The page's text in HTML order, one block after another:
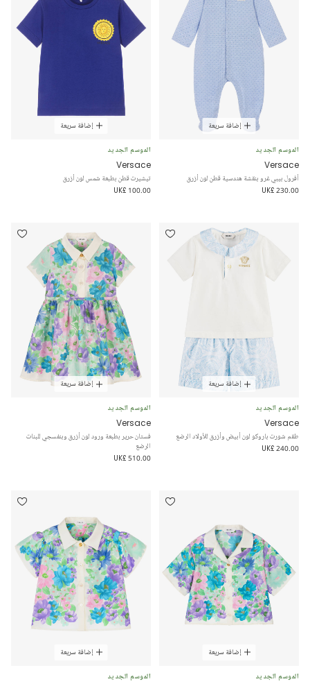
إضافة سريعة
الموسم الجديد
Versace
أفرول بيبي غرو بنقشة هندسية قطن لون أزرق
UK£ 230.00
إضافة سريعة
الموسم الجديد
Versace
تيشيرت قطن بطبعة شمس لون أزرق
UK£ 100.00
إضافة سريعة
الموسم الجديد
Versace
طقم شورت باروكو لون أبيض وأزرق للأولاد الرضع
UK£ 240.00
إضافة سريعة
الموسم الجديد
Versace
فستان حرير بطبعة ورود لون أزرق وبنفسجي للبنات
الرضع
UK£ 510.00
إضافة سريعة
الموسم الجديد
إضافة سريعة
الموسم الجديد